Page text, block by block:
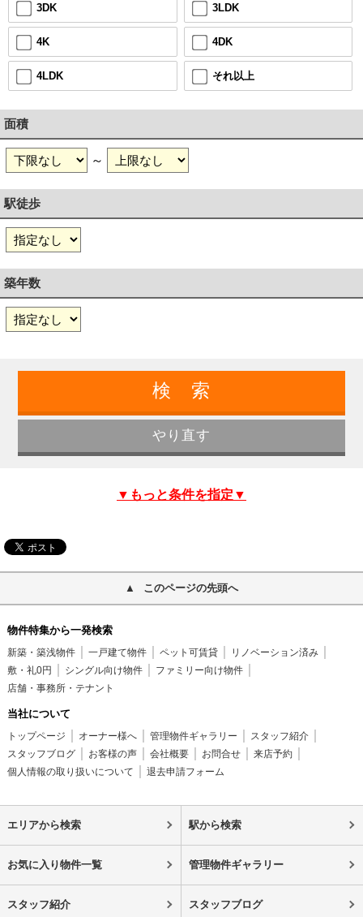
3DK 3LDK
4K 4DK
4LDK それ以上
面積
～
駅徒歩
築年数
▼もっと条件を指定▼
このページの先頭へ
物件特集から一発検索
新築・築浅物件 一戸建て物件 ペット可賃貸
リノベーション済み
敷・礼0円
シングル向け物件
ファミリー向け物件
店舗・事務所・テナント
当社について
トップページ オーナー様へ 管理物件ギャラリー
スタッフ紹介
スタッフブログ
お客様の声 会社概要 お問合せ
来店予約
個人情報の取り扱いについて
退去申請フォーム
エリアから検索 駅から検索
お気に入り物件一覧 管理物件ギャラリー
スタッフ紹介 スタッフブログ